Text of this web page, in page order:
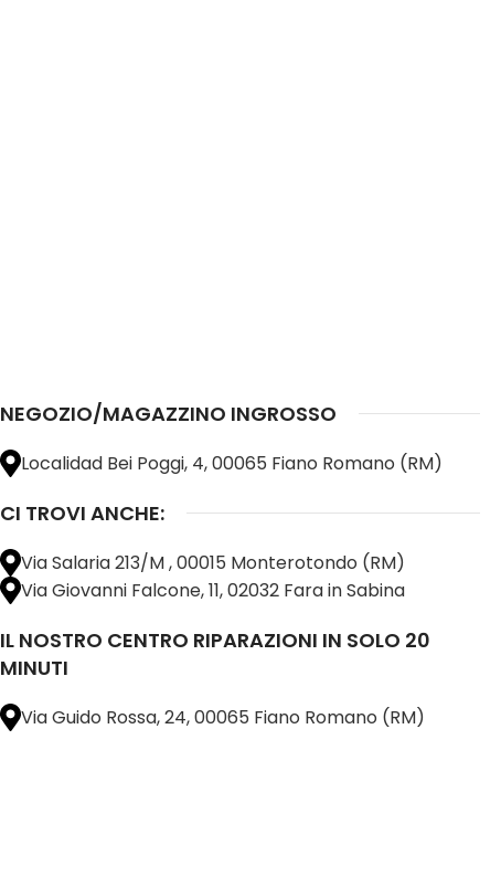
NEGOZIO/MAGAZZINO INGROSSO
Localidad Bei Poggi, 4, 00065 Fiano Romano (RM)
CI TROVI ANCHE:
Via Salaria 213/M , 00015 Monterotondo (RM)
Via Giovanni Falcone, 11, 02032 Fara in Sabina
IL NOSTRO CENTRO RIPARAZIONI IN SOLO 20
MINUTI
Via Guido Rossa, 24, 00065 Fiano Romano (RM)